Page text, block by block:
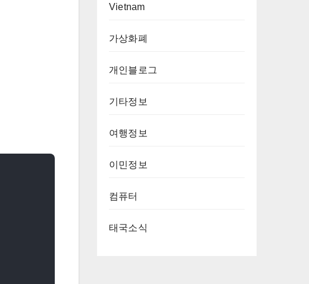
Vietnam
가상화폐
개인블로그
기타정보
여행정보
이민정보
컴퓨터
태국소식